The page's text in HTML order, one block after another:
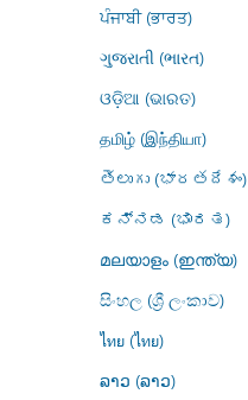
ਪੰਜਾਬੀ (ਭਾਰਤ)
ગુજરાતી (ભારત)
ଓଡ଼ିଆ (ଭାରତ)
தமிழ் (இந்தியா)
తెలుగు (భారతదేశం)
ಕನ್ನಡ (ಭಾರತ)
മലയാളം (ഇന്ത്യ)
සිංහල (ශ්‍රී ලංකාව)
ไทย (ไทย)
ລາວ (ລາວ)